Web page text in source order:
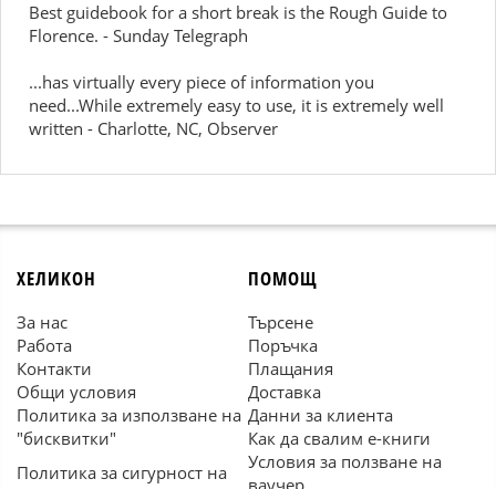
Best guidebook for a short break is the Rough Guide to
Florence. - Sunday Telegraph
...has virtually every piece of information you
need...While extremely easy to use, it is extremely well
written - Charlotte, NC, Observer
ХЕЛИКОН
За нас
Работа
Контакти
Общи условия
Политика за използване на
"бисквитки"
Политика за сигурност на
ПОМОЩ
Търсене
Поръчка
Плащания
Доставка
Данни за клиента
Как да свалим е-книги
Условия за ползване на
ваучер